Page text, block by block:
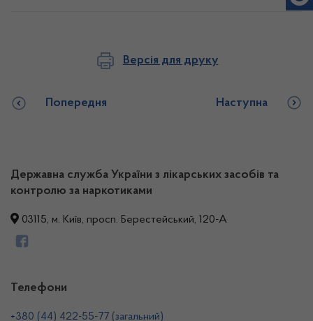
Версія для друку
Попередня Наступна
Державна служба України з лікарських засобів та
контролю за наркотиками
03115, м. Київ, просп. Берестейський, 120-А
Телефони
+380 (44) 422-55-77 (загальний)